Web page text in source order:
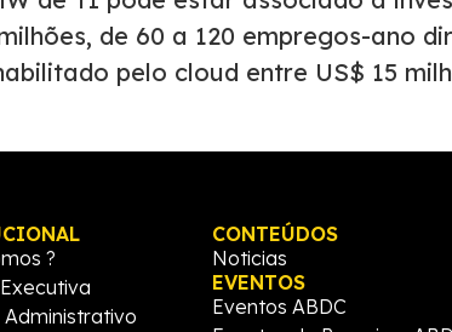
de 60 a 120 empregos-ano
pelo cloud entre US$ 15
?
Administrativo
CONTEÚDOS
Noticias
EVENTOS
Eventos ABDC